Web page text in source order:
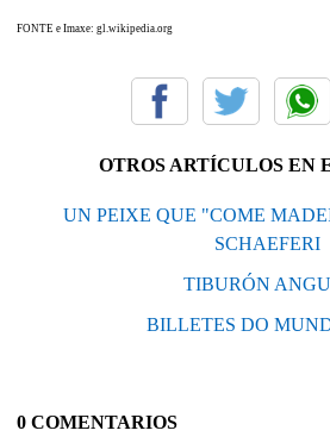
FONTE e Imaxe: gl.wikipedia.org
OTROS ARTÍCULOS EN
UN PEIXE QUE "COME
SCHAEFERI
TIBURÓN
BILLETES DO
0 COMENTARIOS